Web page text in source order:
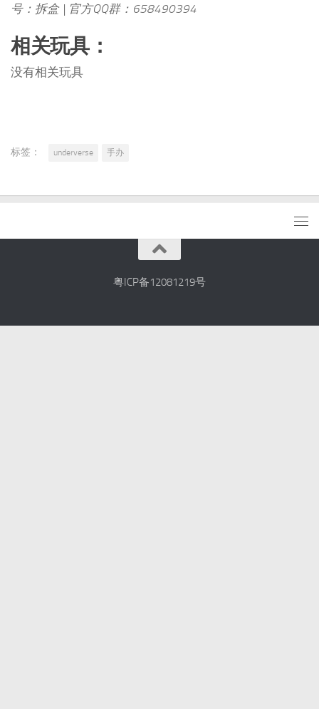
号：拆盒 | 官方QQ群：658490394
相关玩具：
没有相关玩具
标签： underverse 手办
粤ICP备12081219号